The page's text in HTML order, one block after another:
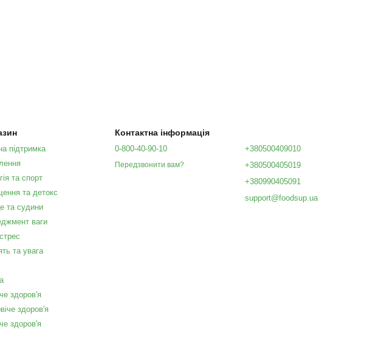
підтримка
та спорт
та детокс
та судини
ваги
та увага
здоров'я
здоров'я
здоров'я
Контактна інформація
0-800-40-90-10
Передзвонити вам?
+380500409010
+380500405019
+380990405091
support@foodsup.ua